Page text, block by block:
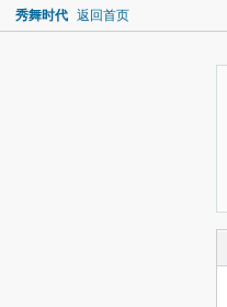
秀舞时代 返回首页